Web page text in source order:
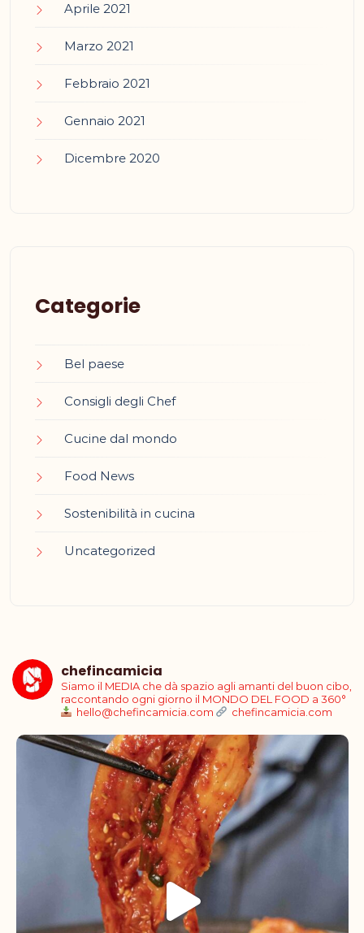
Aprile 2021
Marzo 2021
Febbraio 2021
Gennaio 2021
Dicembre 2020
Categorie
Bel paese
Consigli degli Chef
Cucine dal mondo
Food News
Sostenibilità in cucina
Uncategorized
chefincamicia
Siamo il MEDIA che dà spazio agli amanti del buon cibo,
raccontando ogni giorno il MONDO DEL FOOD a 360°
hello@chefincamicia.com
chefincamicia.com